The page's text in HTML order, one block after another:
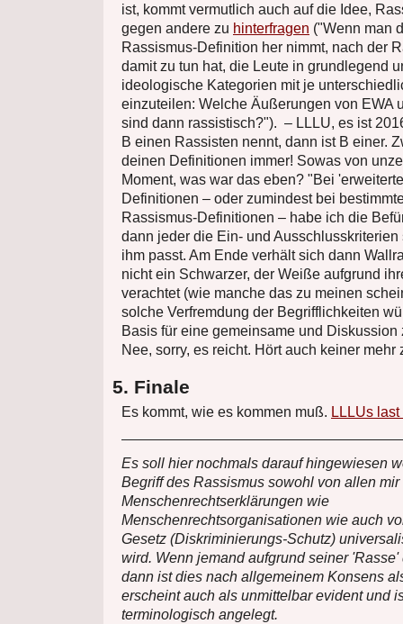
ist, kommt vermutlich auch auf die Idee,
gegen andere zu hinterfragen ("Wenn man
Rassismus-Definition her nimmt, nach der
damit zu tun hat, die Leute in grundlegend
ideologische Kategorien mit je
einzuteilen: Welche Äußerungen von EWA
sind dann rassistisch?"). – LLLU, es ist
B einen Rassisten nennt, dann ist B einer.
deinen Definitionen immer! Sowas von
Moment, was war das eben? "Bei
Definitionen – oder zumindest bei
Rassismus-Definitionen – habe ich die
dann jeder die Ein- und
ihm passt. Am Ende verhält sich dann
nicht ein Schwarzer, der Weiße aufgrund
verachtet (wie manche das zu meinen
solche Verfremdung der Begrifflichkeiten
Basis für eine gemeinsame und Diskussion
Nee, sorry, es reicht. Hört auch keiner mehr
5. Finale
Es kommt, wie es kommen muß. LLLUs
Es soll hier nochmals darauf hingewiesen
Begriff des Rassismus sowohl von allen
Menschenrechtserklärungen wie
Menschenrechtsorganisationen wie auch
Gesetz (Diskriminierungs-Schutz)
wird. Wenn jemand aufgrund seiner
dann ist dies nach allgemeinem Konsens
erscheint auch als unmittelbar evident und
terminologisch angelegt.